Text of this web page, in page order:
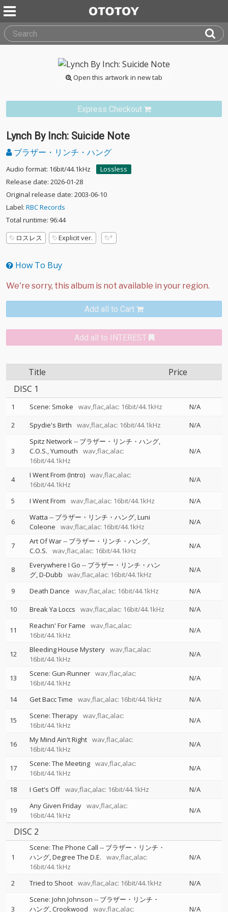
Open this artwork in new tab
Express Checkout
Lynch By Inch: Suicide Note
ブラザー・リンチ・ハング
Audio format: 16bit/44.1kHz
Lossless
Release date: 2026-01-28
Original release date: 2003-06-10
Label: RBC Records
Total runtime: 96:44
ロスレス
Explicit ver.
How To Buy
Add all to Cart
Add all to INTEREST
Title
Price
DISC 1
1 Scene: Smoke wav,flac,alac: 16bit/44.1kHz
N/A
2
Spydie's Birth wav,flac,alac: 16bit/44.1kHz N/A
3
Spitz Network-- ブラザー・リンチ・ハング
C.O.S. Yumouth
wav,flac,alac:
16bit/44.1kHz
N/A
4 I Went From (Intro) wav,flac,alac:
16bit/44.1kHz
N/A
5 I Went From wav,flac,alac: 16bit/44.1kHz N/A
6 Watta -- ブラザー・リンチ・ハング Luni
Coleone
wav,flac,alac: 16bit/44.1kHz
N/A
7 Art Of War-- ブラザー・リンチ・ハング
C.O.S.
wav,flac,alac: 16bit/44.1kHz
N/A
8 Everywhere I Go -- ブラザー・リンチ・ハン
グ D-Dubb wav,flac,alac: 16bit/44.1kHz
N/A
9 Death Dance wav,flac,alac: 16bit/44.1kHz
N/A
10
Break Ya Loccs wav,flac,alac: 16bit/44.1kHz N/A
11 Reachin' For Fame
wav,flac,alac:
16bit/44.1kHz
N/A
12 Bleeding House Mystery wav,flac,alac:
16bit/44.1kHz
N/A
13 Scene: Gun-Runner wav,flac,alac:
16bit/44.1kHz
N/A
14 Get Bacc Time wav,flac,alac: 16bit/44.1kHz N/A
15 Scene: Therapy wav,flac,alac:
16bit/44.1kHz
N/A
16 My Mind Ain't Right wav,flac,alac:
16bit/44.1kHz
N/A
17 Scene: The Meeting wav,flac,alac:
16bit/44.1kHz
N/A
18 I Get's Off wav,flac,alac: 16bit/44.1kHz N/A
19 Any Given Friday wav,flac,alac:
16bit/44.1kHz
N/A
DISC 2
1
Scene: The Phone Call -- ブラザー・リンチ・
ハング Degree The D.E.
wav,flac,alac:
16bit/44.1kHz
N/A
2 Tried to Shoot wav,flac,alac: 16bit/44.1kHz N/A
3
Scene: John Johnson -- ブラザー・リンチ・
ハング Crookwood wav,flac,alac: N/A